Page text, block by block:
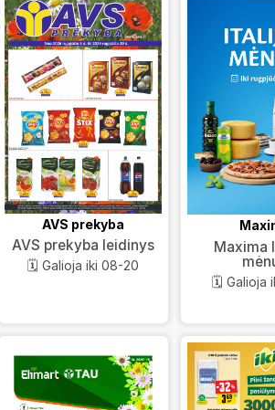
AVS prekyba
AVS prekyba leidinys
🗓️ Galioja iki 08-20
Maxima
🗓️ Galioja